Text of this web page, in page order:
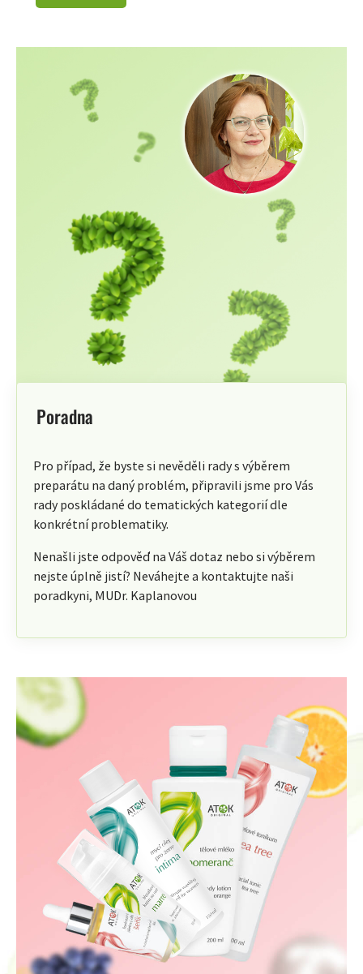
Poradna
Pro případ, že byste si nevěděli rady s výběrem
preparátu na daný problém, připravili jsme pro Vás
rady poskládané do tematických kategorií dle
konkrétní problematiky.
Nenašli jste odpověď na Váš dotaz nebo si výběrem
nejste úplně jistí? Neváhejte a kontaktujte naši
poradkyni, MUDr. Kaplanovou